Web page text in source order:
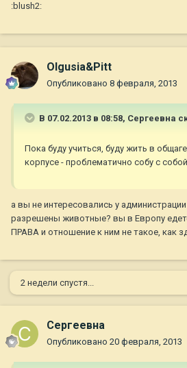
:blush2:
Olgusia&Pitt
Опубликовано 8 февраля, 2013
В 07.02.2013 в 08:58, Сергеевна
Пока буду учиться, буду жить в
корпусе - проблематично собу с
а вы не интересовались у
разрешены животные? вы в Европу
ПРАВА и отношение к ним не такое, как
2 недели спустя...
Сергеевна
Опубликовано 20 февраля, 2013